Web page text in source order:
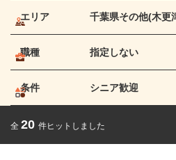
エリア 千葉県その他(木更
職種 指定しない
条件 シニア歓迎
全 20 件ヒットしました